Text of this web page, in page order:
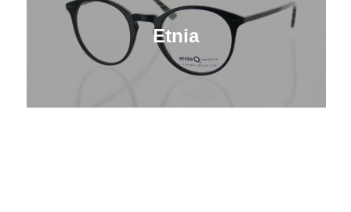
Etnia